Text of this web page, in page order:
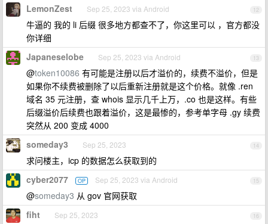
12
LemonZest Sep 25, 2023 via Android
牛逼的 我的 li 后缀 很多地方都查不了，你这里可以 ，官方都没
你详细
13
Japaneselobe Sep 25, 2023 via Android
@token10086 有可能是注册以后才溢价的，续费不溢价，但是
如果你不续费被删除了以后重新注册就是这个价格。就像 .ren
域名 35 元注册，查 whois 显示几千上万，.co 也是这样。有些
后缀溢价后续费也跟着溢价，这是最惨的，参考单字母 .gy 续费
突然从 200 变成 4000
14
someday3 Sep 25, 2023
求问楼主，icp 的数据怎么获取到的
15
cyber2077 OP Sep 25, 2023 via Android
@someday3 从 gov 官网获取
16
fiht Sep 25, 2023